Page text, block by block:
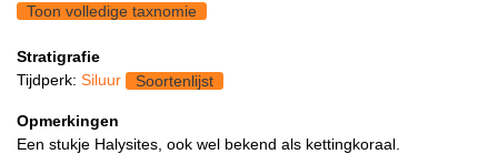
Toon volledige taxnomie
Stratigrafie
Tijdperk: Siluur Soortenlijst
Opmerkingen
Een stukje Halysites, ook wel bekend als kettingkoraal.